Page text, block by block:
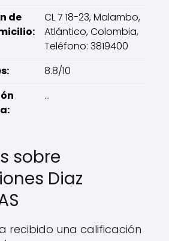
de
CL 7 18-23, Malambo,
Atlántico, Colombia,
Teléfono: 3819400
8.8/10
...
sobre
Diaz
recibido una calificación